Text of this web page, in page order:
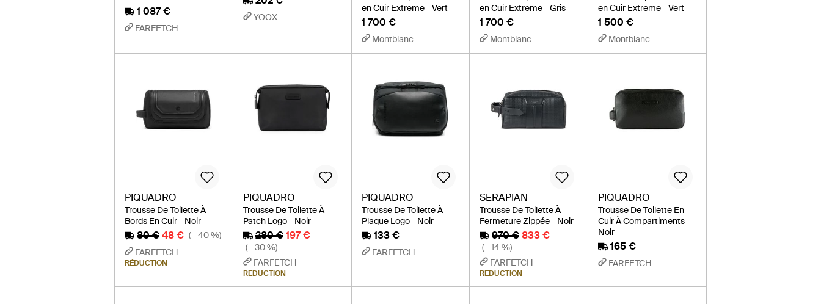
1 087 €
FARFETCH
YOOX
en Cuir Extreme - Vert
1 700 €
Montblanc
en Cuir Extreme - Gris
1 700 €
Montblanc
en Cuir Extreme - Vert
1 500 €
Montblanc
PIQUADRO
Trousse De Toilette À
Bords En Cuir - Noir
80 €48 € (− 40 %)
FARFETCH
RÉDUCTION
PIQUADRO
Trousse De Toilette À
Patch Logo - Noir
280 € 197 €
(− 30 %)
FARFETCH
RÉDUCTION
PIQUADRO
Trousse De Toilette À
Plaque Logo - Noir
133 €
FARFETCH
SERAPIAN
Trousse De Toilette À
Fermeture Zippée - Noir
970 € 833 €
(− 14 %)
FARFETCH
RÉDUCTION
PIQUADRO
Trousse De Toilette En
Cuir À Compartiments -
Noir
165 €
FARFETCH